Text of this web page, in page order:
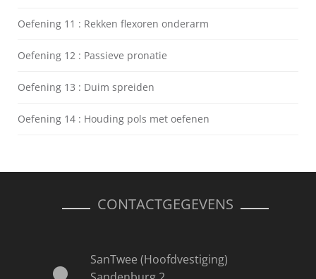
Oefening 11 : Rekken flexoren onderarm
Oefening 12 : Passieve pronatie
Oefening 13 : Duim spreiden
Oefening 14 : Houding pols met oefenen
CONTACTGEGEVENS
SanTwee (Hoofdvestiging)